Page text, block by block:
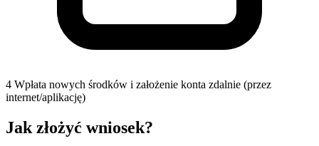
4 Wpłata nowych środków i założenie konta zdalnie (przez
internet/aplikację)
Jak złożyć wniosek?